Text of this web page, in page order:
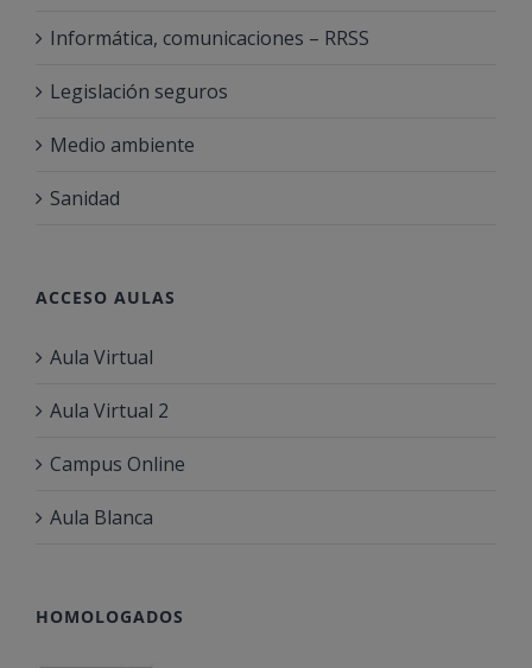
Informática, comunicaciones – RRSS
Legislación seguros
Medio ambiente
Sanidad
ACCESO AULAS
Aula Virtual
Aula Virtual 2
Campus Online
Aula Blanca
HOMOLOGADOS